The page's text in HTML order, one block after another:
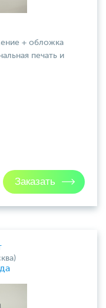
+ обложка
печать и